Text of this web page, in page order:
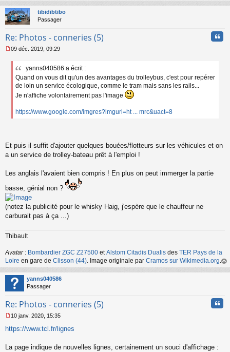
n
o
n
l
au
tibidibtibo
Passager
Re: Photos - conneries (5)
e
09 déc. 2019, 09:29
yanns040586 a écrit :
Quand on vous dit qu'un des avantages du trolleybus, c'est pour repérer
de loin un service écologique, comme le tram mais sans les rails...
Je n'affiche volontairement pas l'image
https://www.google.com/imgres?imgurl=ht ... mrc&uact=8
Et puis il suffit d'ajouter quelques bouées/flotteurs sur les véhicules et on
a un service de trolley-bateau prêt à l'emploi !
Les anglais l'avaient bien compris ! En plus on peut immerger la partie
basse, génial non ?
(notez la publicité pour le whisky Haig, j'espère que le chauffeur ne
carburait pas à ça ...)
Thibault
Avatar : Bombardier ZGC Z27500 etAlstom Citadis Dualis des TER Pays de la
Loire en gare de Clisson (44). Image originale par Cramos sur Wikimedia.org.
au
yanns040586
Passager
Re: Photos - conneries (5)
e
10 janv. 2020, 15:35
https://www.tcl.fr/lignes
La page indique de nouvelles lignes, certainement un souci d'affichage :